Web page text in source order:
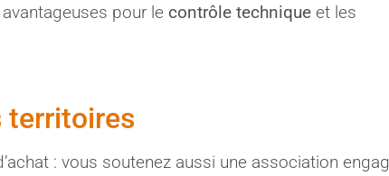
pour le contrôle technique et les
territoires
: vous soutenez aussi une association